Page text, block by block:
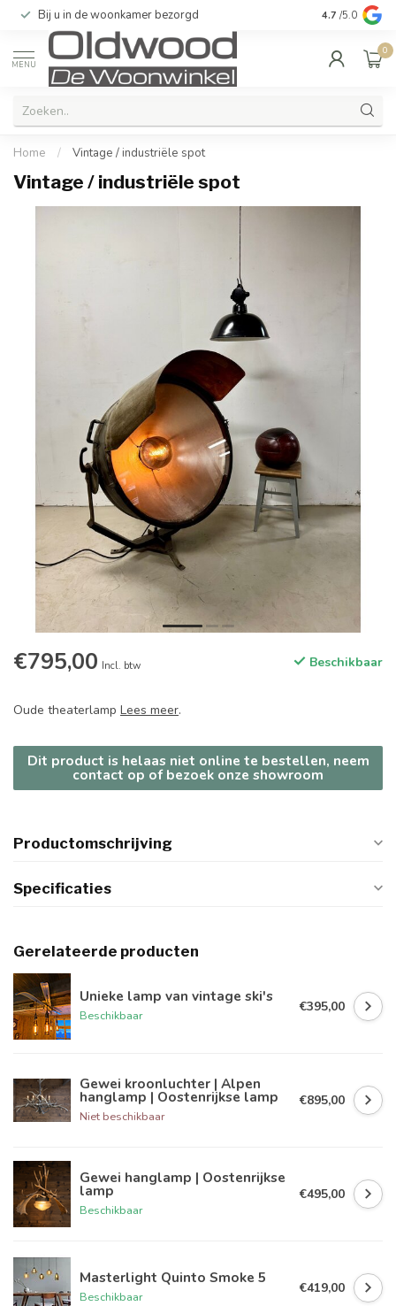
Bij u in de woonkamer bezorgd Kwaliteit &
4.7 /5.0
MENU
0
Home / Vintage / industriële spot
Vintage / industriële spot
€795,00 Incl. btw Beschikbaar
Oude theaterlamp Lees meer.
Dit product is helaas niet online te bestellen, neem
contact op of bezoek onze showroom
Productomschrijving
Specificaties
Gerelateerde producten
Unieke lamp van vintage ski's
Beschikbaar
€395,00
Gewei kroonluchter | Alpen
hanglamp | Oostenrijkse lamp
Niet beschikbaar
€895,00
Gewei hanglamp | Oostenrijkse
lamp
Beschikbaar
€495,00
Masterlight Quinto Smoke 5
Beschikbaar
€419,00